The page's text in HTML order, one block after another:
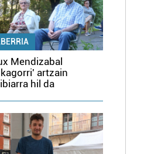
Mendizabal
artzain
hil da